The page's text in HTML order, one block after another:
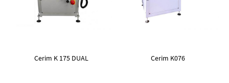
Cerim K 175 DUAL Cerim K076